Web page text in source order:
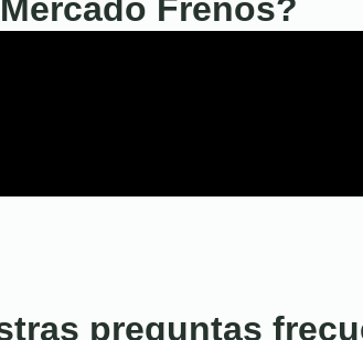
Frenos?
preguntas